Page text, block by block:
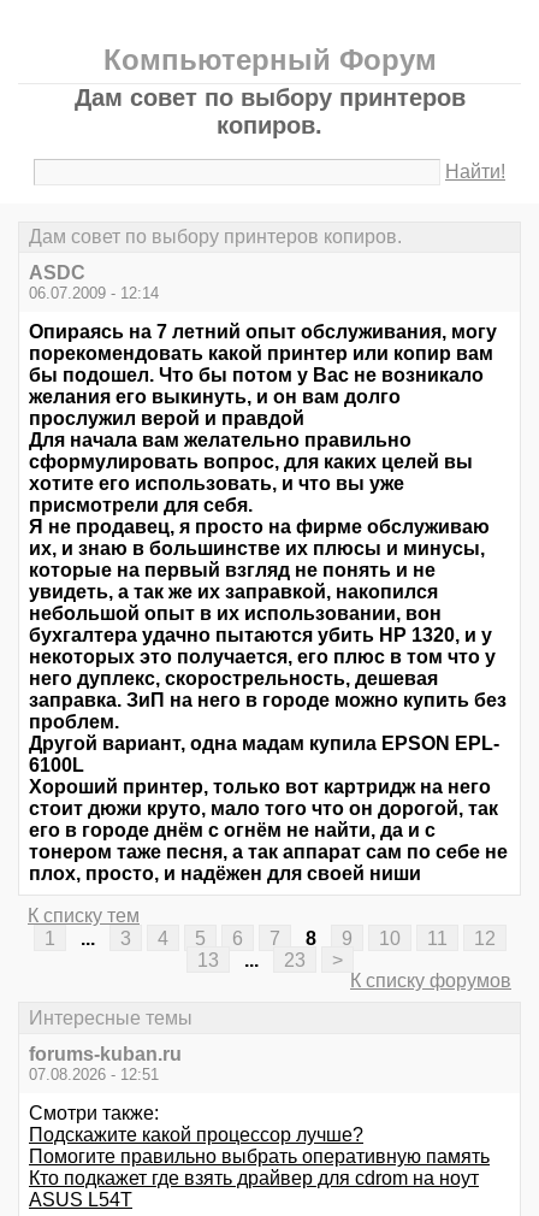
Компьютерный Форум
Дам совет по выбору принтеров
копиров.
Найти!
Дам совет по выбору принтеров копиров.
ASDC
06.07.2009 - 12:14
Опираясь на 7 летний опыт обслуживания, могу
порекомендовать какой принтер или копир вам
бы подошел. Что бы потом у Вас не возникало
желания его выкинуть, и он вам долго
прослужил верой и правдой
Для начала вам желательно правильно
сформулировать вопрос, для каких целей вы
хотите его использовать, и что вы уже
присмотрели для себя.
Я не продавец, я просто на фирме обслуживаю
их, и знаю в большинстве их плюсы и минусы,
которые на первый взгляд не понять и не
увидеть, а так же их заправкой, накопился
небольшой опыт в их использовании, вон
бухгалтера удачно пытаются убить НР 1320, и у
некоторых это получается, его плюс в том что у
него дуплекс, скорострельность, дешевая
заправка. ЗиП на него в городе можно купить без
проблем.
Другой вариант, одна мадам купила EPSON EPL-
6100L
Хороший принтер, только вот картридж на него
стоит дюжи круто, мало того что он дорогой, так
его в городе днём с огнём не найти, да и с
тонером таже песня, а так аппарат сам по себе не
плох, просто, и надёжен для своей ниши
К списку тем
1
3 4 5 6 7 8 9 10 11
12
13
23
>
К списку форумов
Интересные темы
forums-kuban.ru
07.08.2026 - 12:51
Смотри также:
Подскажите какой процессор лучше?
Помогите правильно выбрать оперативную память
Кто подкажет где взять драйвер для cdrom на ноут
ASUS L54T